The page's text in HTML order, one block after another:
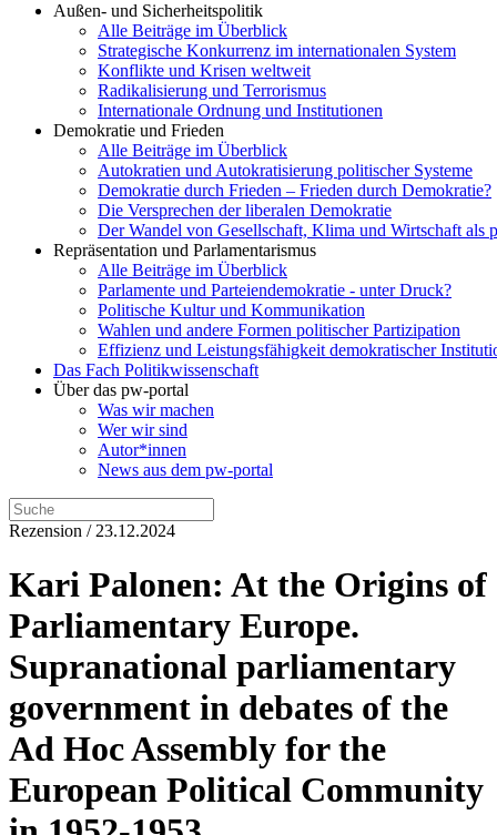
Außen- und Sicherheitspolitik
Alle Beiträge im Überblick
Strategische Konkurrenz im internationalen System
Konflikte und Krisen weltweit
Radikalisierung und Terrorismus
Internationale Ordnung und Institutionen
Demokratie und Frieden
Alle Beiträge im Überblick
Autokratien und Autokratisierung politischer Systeme
Demokratie durch Frieden – Frieden durch Demokratie?
Die Versprechen der liberalen Demokratie
Der Wandel von Gesellschaft, Klima und Wirtschaft als
Repräsentation und Parlamentarismus
Alle Beiträge im Überblick
Parlamente und Parteiendemokratie - unter Druck?
Politische Kultur und Kommunikation
Wahlen und andere Formen politischer Partizipation
Effizienz und Leistungsfähigkeit demokratischer
Das Fach Politikwissenschaft
Über das pw-portal
Was wir machen
Wer wir sind
Autor*innen
News aus dem pw-portal
Rezension / 23.12.2024
Kari Palonen: At the Origins of
Parliamentary Europe.
Supranational parliamentary
government in debates of the
Ad Hoc Assembly for the
European Political Community